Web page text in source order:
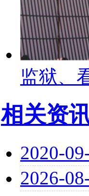
监狱、
相关资
2020-
2026-